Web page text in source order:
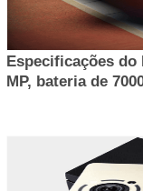
Especificações do
MP, bateria de